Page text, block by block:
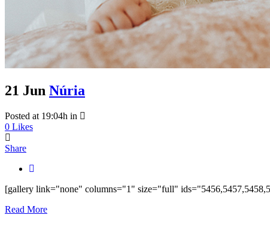
21 Jun Núria
Posted at 19:04h in
0 Likes
Share
[gallery link="none" columns="1" size="full"
Read More